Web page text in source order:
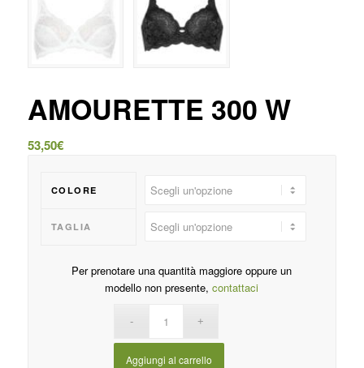
AMOURETTE 300 W
53,50€
COLORE
TAGLIA
Per prenotare una quantità maggiore oppure un
modello non presente,contattaci
Aggiungi al carrello